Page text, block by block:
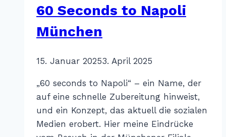
60 Seconds to Napoli
München
VonKatharina
15. Januar 20253. April 2025
„60 seconds to Napoli“ – ein Name, der
auf eine schnelle Zubereitung hinweist,
und ein Konzept, das aktuell die sozialen
Medien erobert. Hier meine Eindrücke